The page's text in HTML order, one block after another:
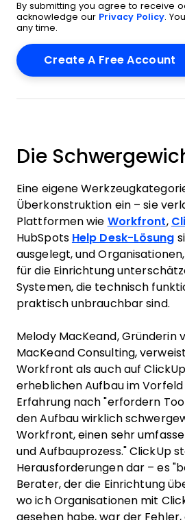
By submitting you agree to receive
acknowledge our Privacy Policy.
any time.
Die
Eine eigene
Überkonstruktion ein – sie
Plattformen wie Workfront,
HubSpots Help Desk-Lösung
ausgelegt, und
für die Einrichtung
Systemen, die technisch
praktisch unbrauchbar sind.
Melody MacKeand, Gründerin
MacKeand Consulting,
Workfront als auch auf
erheblichen Aufbau im
Erfahrung nach "erfordern
den Aufbau wirklich
Workfront, einen sehr
und Aufbauprozess." ClickUp
Herausforderungen dar – es
Berater, der die Einrichtung
wo ich Organisationen mit
gesehen habe, war der Fehler,